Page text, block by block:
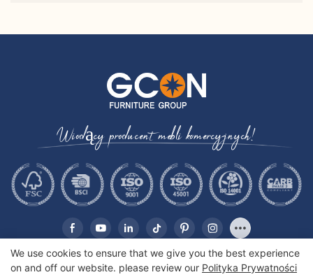
Wiodący producent mebli komercyjnych!
We use cookies to ensure that we give you the best experience
on and off our website. please review our Polityka Prywatności